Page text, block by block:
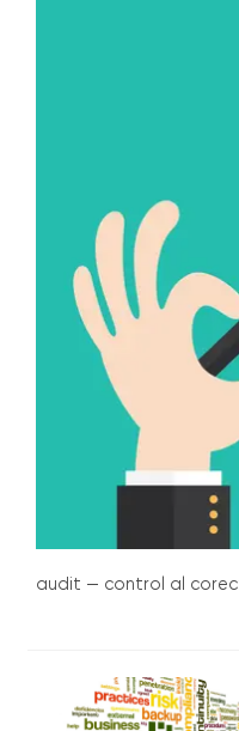
audit — control al